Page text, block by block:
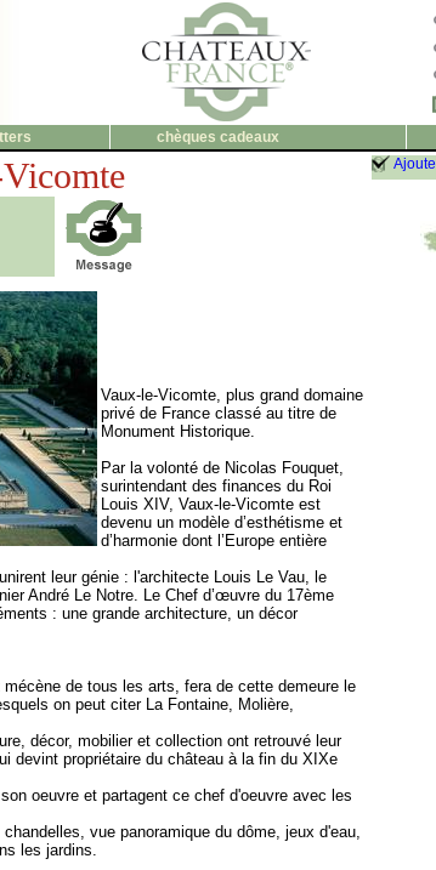
chèques cadeaux
Vaux-le-Vicomte, plus grand domaine
privé de France classé au titre de
Monument Historique.
Par la volonté de Nicolas Fouquet,
surintendant des finances du Roi
Louis XIV, Vaux-le-Vicomte est
devenu un modèle d’esthétisme et
d’harmonie dont l’Europe entière
leur génie : l'architecte Louis Le Vau, le
André Le Notre. Le Chef d’œuvre du 17ème
: une grande architecture, un décor
de tous les arts, fera de cette demeure le
on peut citer La Fontaine, Molière,
décor, mobilier et collection ont retrouvé leur
devint propriétaire du château à la fin du XIXe
oeuvre et partagent ce chef d'oeuvre avec les
vue panoramique du dôme, jeux d'eau,
les jardins.